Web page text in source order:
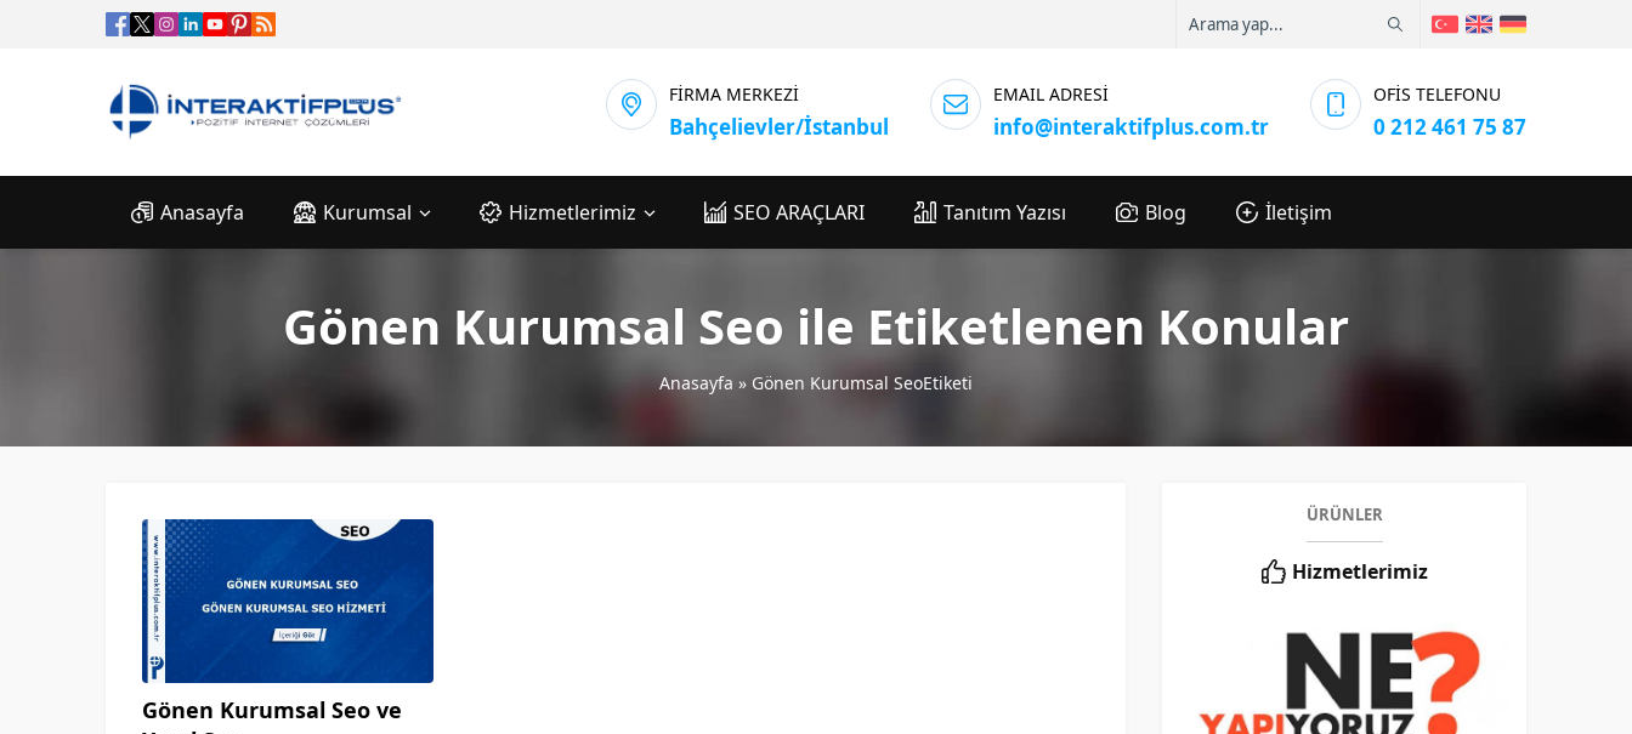
FİRMA MERKEZİ
Bahçelievler/İstanbul
EMAIL ADRESİ
info@interaktifplus.com.tr
OFİS TELEFONU
0 212 461 75 87
Anasayfa Kurumsal Hizmetlerimiz SEO ARAÇLARI Tanıtım Yazısı Blog İletişim
Gönen Kurumsal Seo ile Etiketlenen Konular
Anasayfa » Gönen Kurumsal SeoEtiketi
Gönen Kurumsal Seo ve
ÜRÜNLER
Hizmetlerimiz